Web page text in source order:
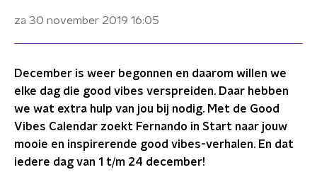
za 30 november 2019 16:05
December is weer begonnen en daarom willen we
elke dag die good vibes verspreiden. Daar hebben
we wat extra hulp van jou bij nodig. Met de Good
Vibes Calendar zoekt Fernando in Start naar jouw
mooie en inspirerende good vibes-verhalen. En dat
iedere dag van 1 t/m 24 december!